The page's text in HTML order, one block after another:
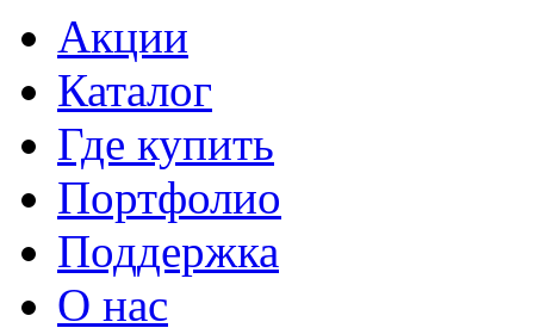
Акции
Каталог
Где купить
Портфолио
Поддержка
О нас